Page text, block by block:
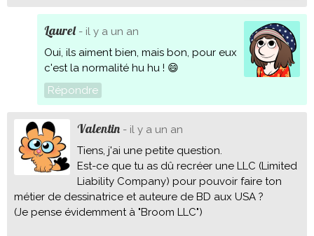
Laurel- il y a un an
Oui, ils aiment bien, mais bon, pour eux
c'est la normalité hu hu ! 😄
Répondre
Valentin - il y a un an
Tiens, j'ai une petite question.
Est-ce que tu as dû recréer une LLC (Limited
Liability Company) pour pouvoir faire ton
métier de dessinatrice et auteure de BD aux USA ?
(Je pense évidemment à "Broom LLC")